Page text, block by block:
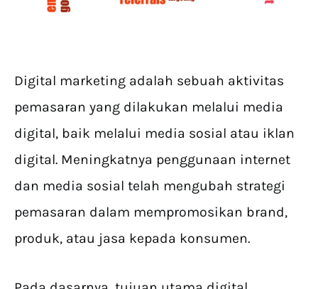
Digital marketing adalah sebuah aktivitas
pemasaran yang dilakukan melalui media
digital, baik melalui media sosial atau iklan
digital. Meningkatnya penggunaan internet
dan media sosial telah mengubah strategi
pemasaran dalam mempromosikan brand,
produk, atau jasa kepada konsumen.